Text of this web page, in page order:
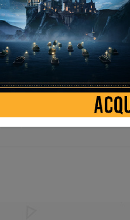
EtàT
Regia:Pierre Perifel
Anno:2025
Con:S. Rockwell, K. Beckinsale, Z.